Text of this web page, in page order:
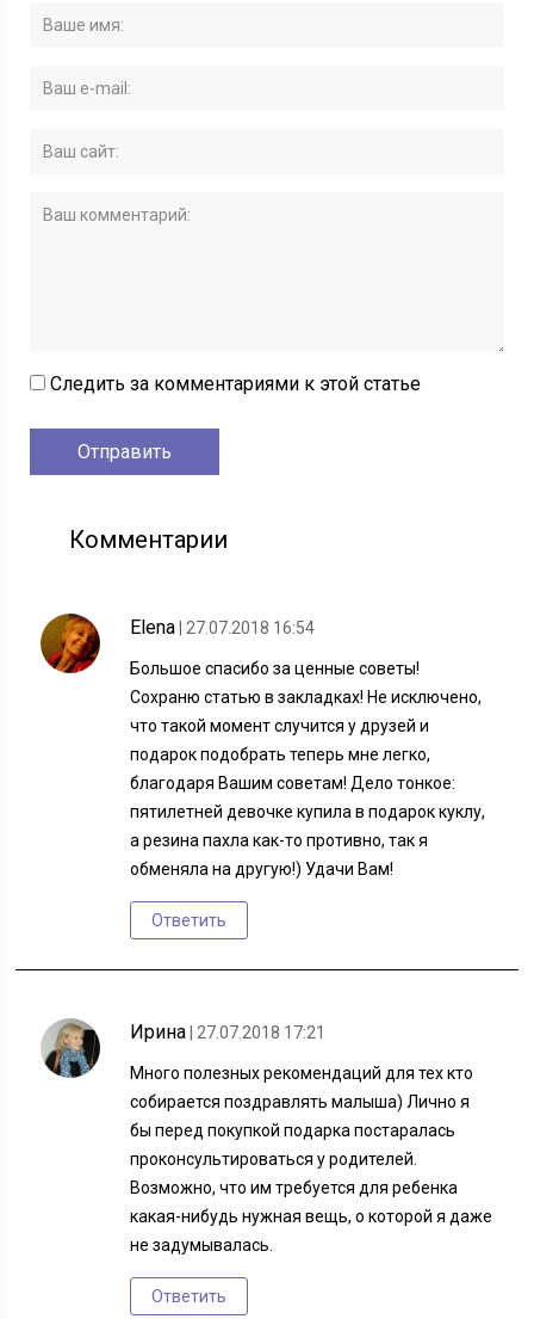
Следить за комментариями к этой статье
Комментарии
Еlena | 27.07.2018 16:54
Большое спасибо за ценные советы!
Сохраню статью в закладках! Не исключено,
что такой момент случится у друзей и
подарок подобрать теперь мне легко,
благодаря Вашим советам! Дело тонкое:
пятилетней девочке купила в подарок куклу,
а резина пахла как-то противно, так я
обменяла на другую!) Удачи Вам!
Ответить
Ирина | 27.07.2018 17:21
Много полезных рекомендаций для тех кто
собирается поздравлять малыша) Лично я
бы перед покупкой подарка постаралась
проконсультироваться у родителей.
Возможно, что им требуется для ребенка
какая-нибудь нужная вещь, о которой я даже
не задумывалась.
Ответить